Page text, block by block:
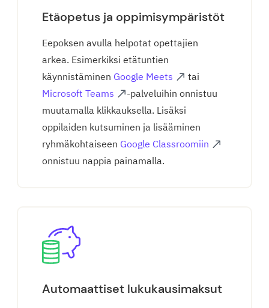
Etäopetus ja oppimisympäristöt
Eepoksen avulla helpotat opettajien
arkea. Esimerkiksi etätuntien
käynnistäminen Google Meets
tai
Microsoft Teams
-palveluihin onnistuu
muutamalla klikkauksella. Lisäksi
oppilaiden kutsuminen ja lisääminen
ryhmäkohtaiseen Google Classroomiin
onnistuu nappia painamalla.
Automaattiset lukukausimaksut